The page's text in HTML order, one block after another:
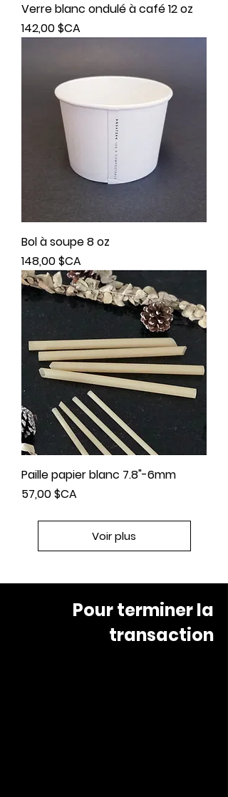
Verre blanc ondulé à café 12 oz
Prix
142,00 $CA
Bol à soupe 8 oz
Prix
148,00 $CA
Paille papier blanc 7.8"-6mm
Prix
57,00 $CA
Voir plus
Pour terminer la
transaction